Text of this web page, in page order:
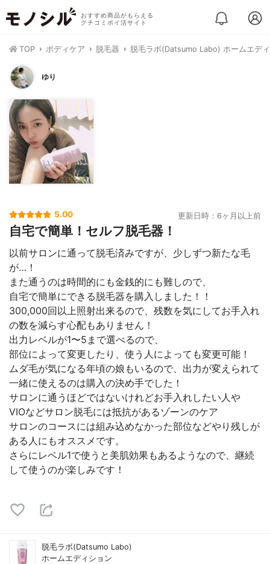
おすすめ商品がもらえる
クチコミポイ活サイト
TOP ボディケア 脱毛器 脱毛ラボ(Datsumo Labo) ホームエデ
ゆり
5.00 更新日時：6ヶ月以上前
自宅で簡単！セルフ脱毛器！
以前サロンに通って脱毛済みですが、少しずつ新たな毛
が…！
また通うのは時間的にも金銭的にも難しので、
自宅で簡単にできる脱毛器を購入しました！！
300,000回以上照射出来るので、残数を気にしてお手入れ
の数を減らす心配もありません！
出力レベルが1〜5まで選べるので、
部位によって変更したり、使う人によっても変更可能！
ムダ毛が気になる年頃の娘もいるので、出力が変えられて
一緒に使えるのは購入の決め手でした！
サロンに通うほどではないけれどお手入れしたい人や
VIOなどサロン脱毛には抵抗があるゾーンのケア
サロンのコースには組み込めなかった部位などやり残しが
ある人にもオススメです。
さらにレベル1で使うと美肌効果もあるようなので、継続
して使うのが楽しみです！
脱毛ラボ(Datsumo Labo)
ホームエディション